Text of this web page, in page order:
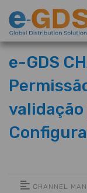
e-GDS
CHANNEL